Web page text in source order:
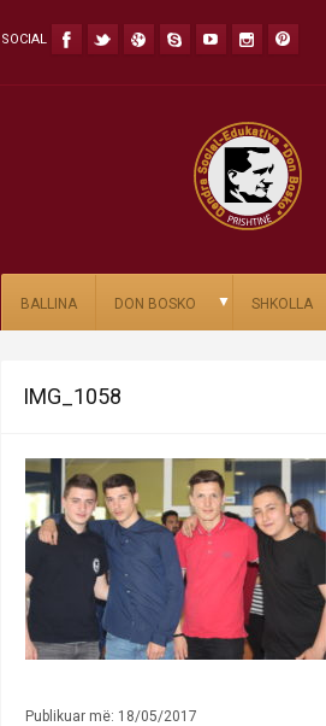
SOCIAL
BALLINA DON BOSKO ▼ SHKOLLA
IMG_1058
Publikuar më: 18/05/2017